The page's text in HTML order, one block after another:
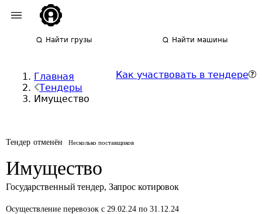
Найти грузы Найти машины
Главная
Тендеры
Имущество
Как участвовать в тендере
Тендер отменён Несколько поставщиков
Имущество
Государственный тендер, Запрос котировок
Осуществление перевозок с 29.02.24 по 31.12.24